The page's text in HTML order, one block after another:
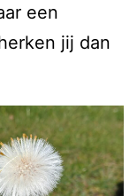
een
jij dan